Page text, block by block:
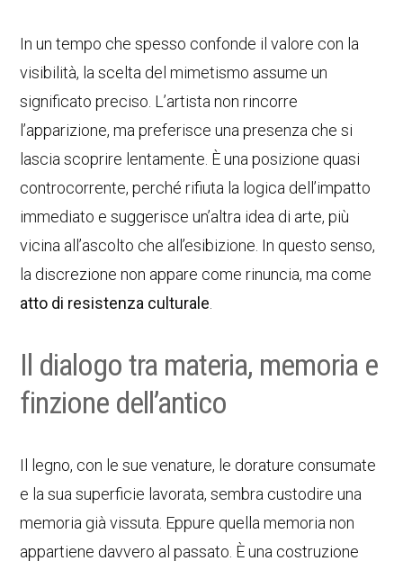
In un tempo che spesso confonde il valore con la
visibilità, la scelta del mimetismo assume un
significato preciso. L’artista non rincorre
l’apparizione, ma preferisce una presenza che si
lascia scoprire lentamente. È una posizione quasi
controcorrente, perché rifiuta la logica dell’impatto
immediato e suggerisce un’altra idea di arte, più
vicina all’ascolto che all’esibizione. In questo senso,
la discrezione non appare come rinuncia, ma come
atto di resistenza culturale
Il dialogo tra materia, memoria e
finzione dell’antico
Il legno, con le sue venature, le dorature consumate
e la sua superficie lavorata, sembra custodire una
memoria già vissuta. Eppure quella memoria non
appartiene davvero al passato. È una costruzione